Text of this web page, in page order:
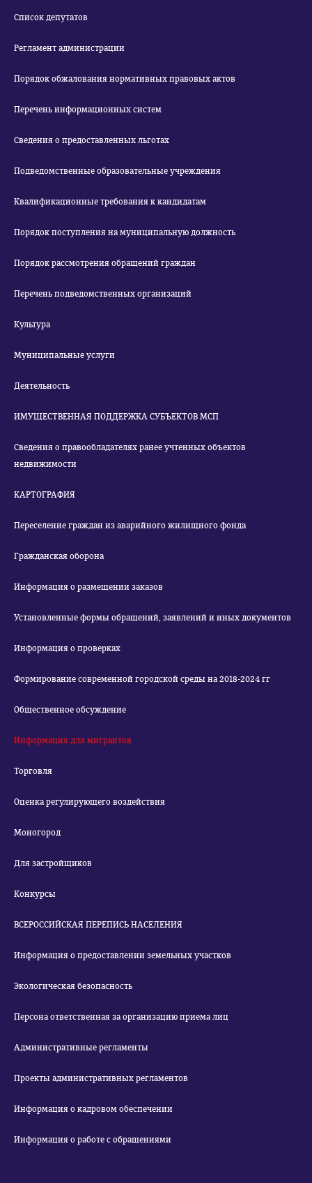
Список депутатов
Регламент администрации
Порядок обжалования нормативных правовых актов
Перечень информационных систем
Сведения о предоставленных льготах
Подведомственные образовательные учреждения
Квалификационные требования к кандидатам
Порядок поступления на муниципальную должность
Порядок рассмотрения обращений граждан
Перечень подведомственных организаций
Культура
Муниципальные услуги
Деятельность
ИМУЩЕСТВЕННАЯ ПОДДЕРЖКА СУБЪЕКТОВ МСП
Сведения о правообладателях ранее учтенных объектов
недвижимости
КАРТОГРАФИЯ
Переселение граждан из аварийного жилищного фонда
Гражданская оборона
Информация о размещении заказов
Установленные формы обращений, заявлений и иных документов
Информация о проверках
Формирование современной городской среды на 2018-2024 гг
Общественное обсуждение
Информация для мигрантов
Торговля
Оценка регулирующего воздействия
Моногород
Для застройщиков
Конкурсы
ВСЕРОССИЙСКАЯ ПЕРЕПИСЬ НАСЕЛЕНИЯ
Информация о предоставлении земельных участков
Экологическая безопасность
Персона ответственная за организацию приема лиц
Административные регламенты
Проекты административных регламентов
Информация о кадровом обеспечении
Информация о работе с обращениями